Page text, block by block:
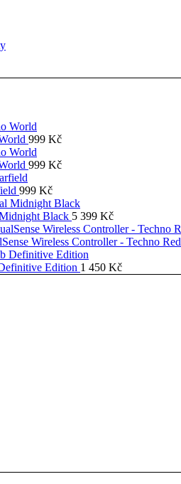
999 Kč
999 Kč
999 Kč
Black 5 399 Kč
Wireless Controller - Techno Red
Edition 1 450 Kč